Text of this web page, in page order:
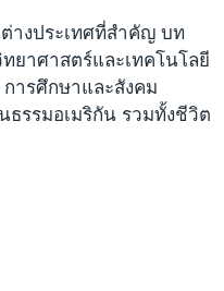
างประเทศที่สำคัญ บท
ทยาศาสตร์และเทคโนโลยี
ารศึกษาและสังคม
รรมอเมริกัน รวมทั้งชีวิต